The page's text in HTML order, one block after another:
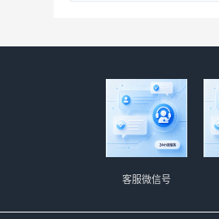
客服微信号